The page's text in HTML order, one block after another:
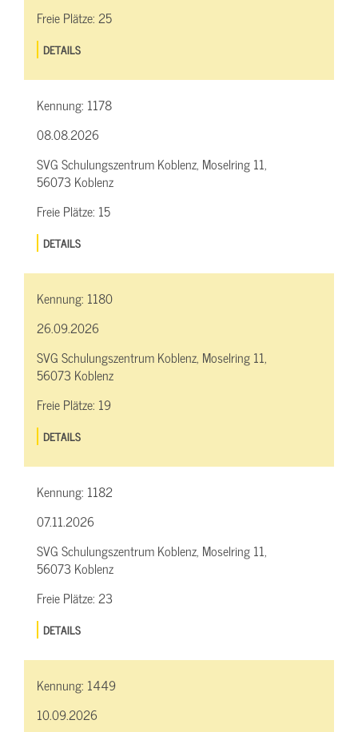
Freie Plätze:25
DETAILS
Kennung: 1178
08.08.2026
SVG Schulungszentrum Koblenz, Moselring 11,
56073 Koblenz
Freie Plätze: 15
DETAILS
Kennung: 1180
26.09.2026
SVG Schulungszentrum Koblenz, Moselring 11,
56073 Koblenz
Freie Plätze: 19
DETAILS
Kennung: 1182
07.11.2026
SVG Schulungszentrum Koblenz, Moselring 11,
56073 Koblenz
Freie Plätze:23
DETAILS
Kennung: 1449
10.09.2026